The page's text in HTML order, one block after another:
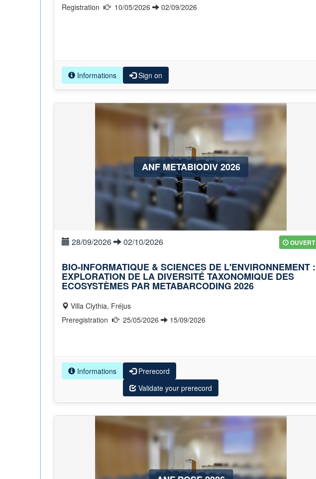
10/05/2026 02/09/2026
Informations Sign on
ANF METABIODIV 2026
28/09/2026 02/10/2026 OUVERT
BIO-INFORMATIQUE & SCIENCES DE L'ENVIRONNEMENT :
EXPLORATION DE LA DIVERSITÉ TAXONOMIQUE DES
ECOSYSTÈMES PAR METABARCODING 2026
Villa Clythia, Fréjus
25/05/2026 15/09/2026
Informations
Prerecord
Validate your prerecord